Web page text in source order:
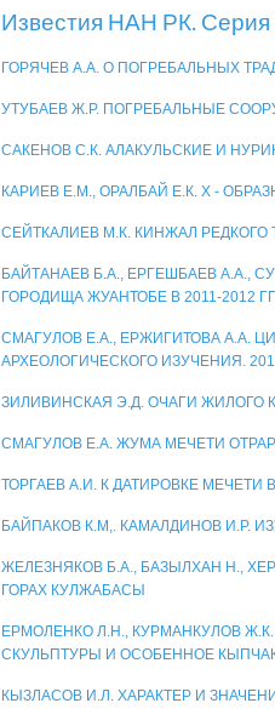
Известия НАН РК. Серия
ГОРЯЧЕВ А.А. О ПОГРЕБАЛЬНЫХ
УТУБАЕВ Ж.Р. ПОГРЕБАЛЬНЫЕ
САКЕНОВ С.К. АЛАКУЛЬСКИЕ И
КАРИЕВ Е.М., ОРАЛБАЙ Е.К. Х -
СЕЙТКАЛИЕВ М.К. КИНЖАЛ
БАЙТАНАЕВ Б.А., ЕРГЕШБАЕВ А.А.,
ГОРОДИЩА ЖУАНТОБЕ В 2011-2012 ГГ
СМАГУЛОВ Е.А., ЕРЖИГИТОВА А.А.
АРХЕОЛОГИЧЕСКОГО ИЗУЧЕНИЯ.
ЗИЛИВИНСКАЯ Э.Д. ОЧАГИ ЖИЛОГО
СМАГУЛОВ Е.А. ЖУМА МЕЧЕТИ
ТОРГАЕВ А.И. К ДАТИРОВКЕ МЕЧЕТИ
БАЙПАКОВ К.М,. КАМАЛДИНОВ И.Р.
ЖЕЛЕЗНЯКОВ Б.А., БАЗЫЛХАН Н.,
ГОРАХ КУЛЖАБАСЫ
ЕРМОЛЕНКО Л.Н., КУРМАНКУЛОВ
СКУЛЬПТУРЫ И ОСОБЕННОЕ
КЫЗЛАСОВ И.Л. ХАРАКТЕР И